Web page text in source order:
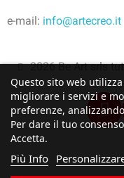
e-mail: info@artecreo.it
2026 Be Art srls
Questo sito web
migliorare i servizi e
preferenze,
Per dare il tuo
Accetta.
Più Info